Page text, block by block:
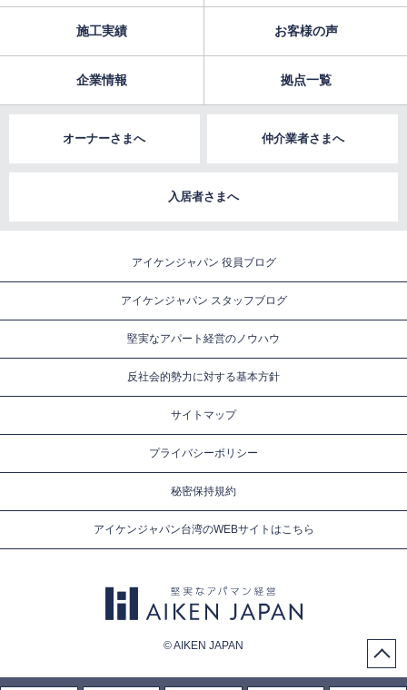
施工実績 お客様の声
企業情報 拠点一覧
オーナーさまへ 仲介業者さまへ
入居者さまへ
アイケンジャパン 役員ブログ
アイケンジャパン スタッフブログ
堅実なアパート経営のノウハウ
反社会的勢力に対する基本方針
サイトマップ
プライバシーポリシー
秘密保持規約
アイケンジャパン台湾のWEBサイトはこちら
© AIKEN JAPAN